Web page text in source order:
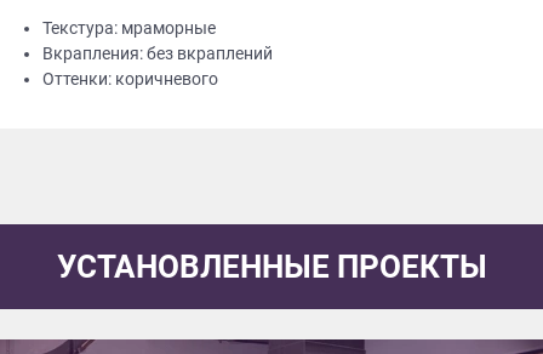
Текстура: мраморные
Вкрапления: без вкраплений
Оттенки: коричневого
УСТАНОВЛЕННЫЕ ПРОЕКТЫ